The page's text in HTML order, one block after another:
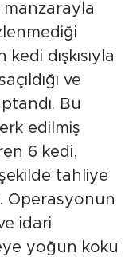
manzarayla
dışkısıyla
ve
Bu
edilmiş
6 kedi,
tahliye
Operasyonun
idari
yoğun koku